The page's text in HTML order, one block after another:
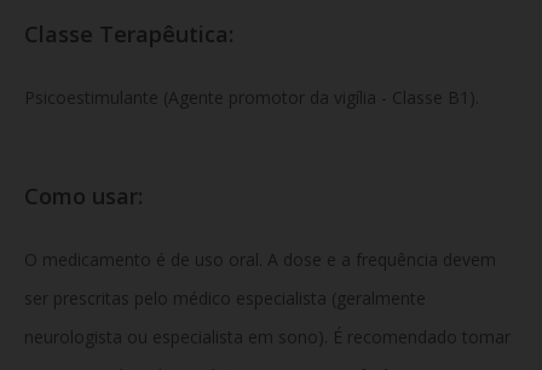
Classe Terapêutica:
Psicoestimulante (Agente promotor da vigília - Classe B1).
Como usar:
O medicamento é de uso oral. A dose e a frequência devem
ser prescritas pelo médico especialista (geralmente
neurologista ou especialista em sono). É recomendado tomar